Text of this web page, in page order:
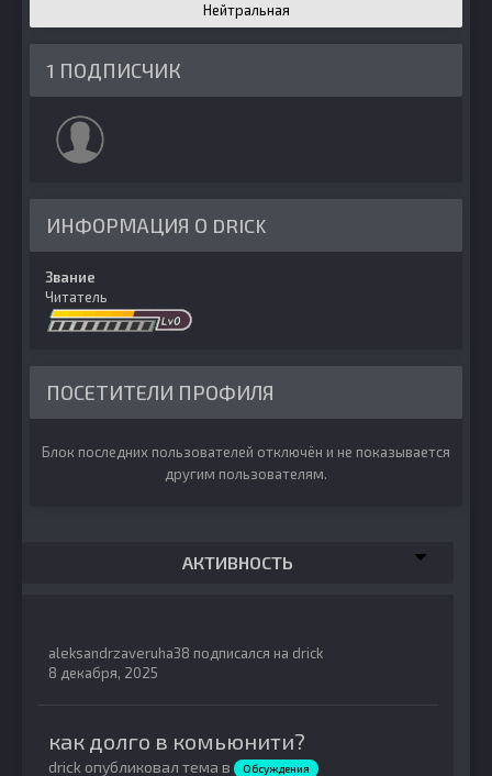
Нейтральная
1 ПОДПИСЧИК
ИНФОРМАЦИЯ О DRICK
Звание
Читатель
ПОСЕТИТЕЛИ ПРОФИЛЯ
Блок последних пользователей отключён и не показывается
другим пользователям.
АКТИВНОСТЬ
aleksandrzaveruha38 подписался на drick
8 декабря, 2025
как долго в комьюнити?
drick опубликовал тема в Обсуждения